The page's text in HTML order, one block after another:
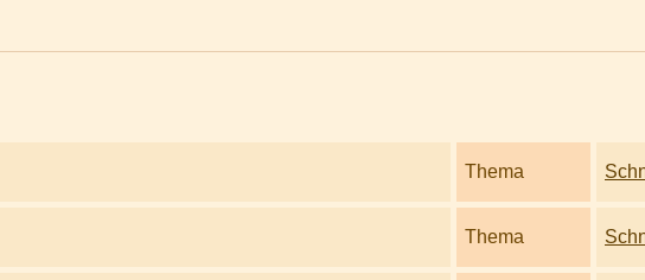
Thema
Thema